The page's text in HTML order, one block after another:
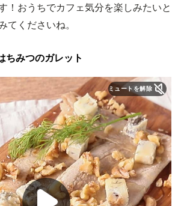
！おうちでカフェ気分を楽しみたいと
てくださいね。
ちみつのガレット
ミュートを解除